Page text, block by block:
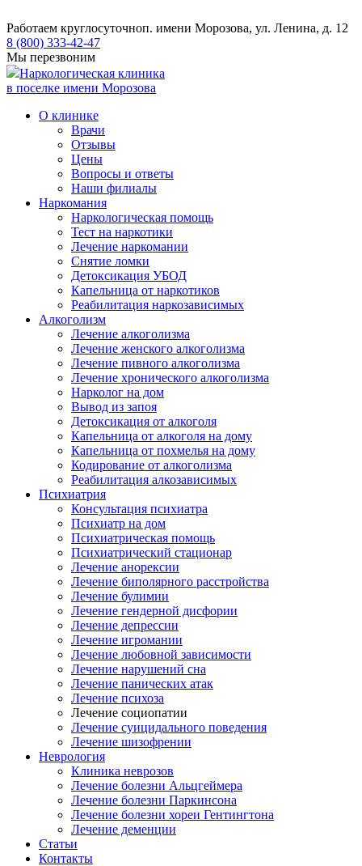
Работаем круглосуточноп. имени Морозова, ул. Ленина, д. 12
8 (800) 333-42-47
Мы перезвоним
Наркологическая клиника
в поселке имени Морозова
О клинике
Врачи
Отзывы
Цены
Вопросы и ответы
Наши филиалы
Наркомания
Наркологическая помощь
Тест на наркотики
Лечение наркомании
Снятие ломки
​​Детоксикация УБОД
Капельница от наркотиков
Реабилитация наркозависимых
Алкоголизм
Лечение алкоголизма
Лечение женского алкоголизма
Лечение пивного алкоголизма
Лечение хронического алкоголизма
Нарколог на дом
Вывод из запоя
Детоксикация от алкоголя
Капельница от алкоголя на дому
Капельница от похмелья на дому
Кодирование от алкоголизма
Реабилитация алкозависимых
Психиатрия
Консультация психиатра
Психиатр на дом
Психиатрическая помощь
Психиатрический стационар
Лечение анорексии
Лечение биполярного расстройства
Лечение булимии
Лечение гендерной дисфории
Лечение депрессии
Лечение игромании
Лечение любовной зависимости
Лечение нарушений сна
Лечение панических атак
Лечение психоза
Лечение социопатии
Лечение суицидального поведения
Лечение шизофрении
Неврология
Клиника неврозов
Лечение болезни Альцгеймера
Лечение болезни Паркинсона
Лечение болезни хореи Гентингтона
Лечение деменции
Статьи
Контакты